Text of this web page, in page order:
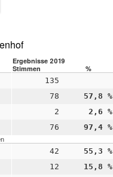
Ergebnisse 2019
Stimmen
%
135
78 57,8 %
2 2,6 %
76 97,4 %
42 55,3 %
12 15,8 %